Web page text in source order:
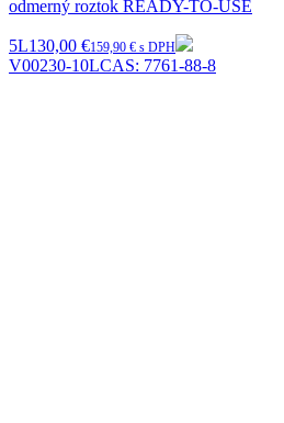
odmerný roztok READY-TO-USE
5L130,00 €159,90 € s DPH
V00230-10LCAS: 7761-88-8